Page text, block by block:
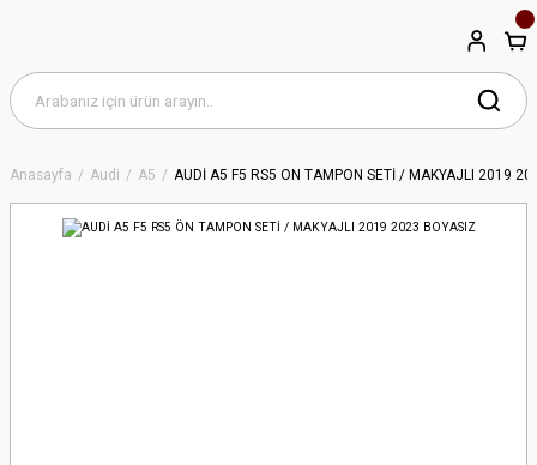
Anasayfa Audi A5 AUDİ A5 F5 RS5 ÖN TAMPON SETİ / MAKYAJLI 2019